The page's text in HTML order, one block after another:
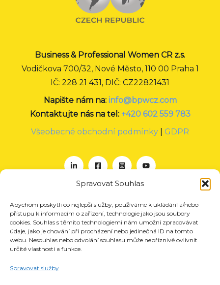
Spravovat Souhlas
Abychom poskytli co nejlepší služby, používáme k ukládání a/nebo
přístupu k informacím o zařízení, technologie jako jsou soubory
cookies. Souhlas s těmito technologiemi nám umožní zpracovávat
údaje, jako je chování při procházení nebo jedinečná ID na tomto
webu. Nesouhlas nebo odvolání souhlasu může nepříznivě ovlivnit
určité vlastnosti a funkce.
Spravovat služby
Business & Professional Women CR z.s.
Vodičkova 700/32, Nové Město, 110 00 Praha 1
IČ: 228 21 431, DIČ: CZ22821431
Napište nám na: info@bpwcz.com
Kontaktujte nás na tel: +420 602 559 783
Všeobecné obchodní podmínky
GDPR
O nás
Projekty
Členství